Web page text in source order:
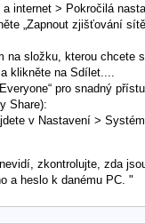
internet > Pokročilá
„Zapnout zjišťování
na složku, kterou chcete
klikněte na Sdílet....
pro snadný
Share):
v Nastavení >
zkontrolujte, zda
a heslo k danému PC. "